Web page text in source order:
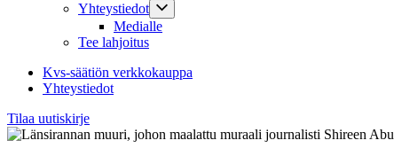
Yhteystiedot
Medialle
Tee lahjoitus
Kvs-säätiön verkkokauppa
Yhteystiedot
Tilaa uutiskirje